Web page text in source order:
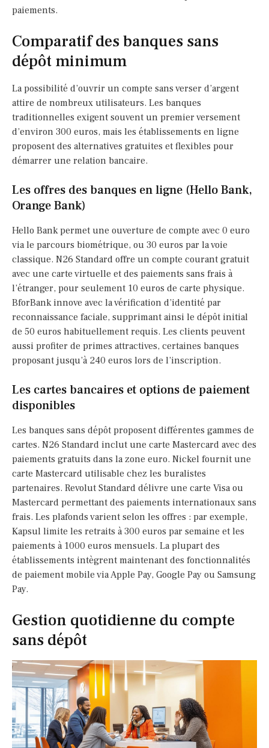
paiements.
Comparatif des banques sans
dépôt minimum
La possibilité d’ouvrir un compte sans verser d’argent
attire de nombreux utilisateurs. Les banques
traditionnelles exigent souvent un premier versement
d’environ 300 euros, mais les établissements en ligne
proposent des alternatives gratuites et flexibles pour
démarrer une relation bancaire.
Les offres des banques en ligne (Hello Bank,
Orange Bank)
Hello Bank permet une ouverture de compte avec 0 euro
via le parcours biométrique, ou 30 euros par la voie
classique. N26 Standard offre un compte courant gratuit
avec une carte virtuelle et des paiements sans frais à
l’étranger, pour seulement 10 euros de carte physique.
BforBank innove avec la vérification d’identité par
reconnaissance faciale, supprimant ainsi le dépôt initial
de 50 euros habituellement requis. Les clients peuvent
aussi profiter de primes attractives, certaines banques
proposant jusqu’à 240 euros lors de l’inscription.
Les cartes bancaires et options de paiement
disponibles
Les banques sans dépôt proposent différentes gammes de
cartes. N26 Standard inclut une carte Mastercard avec des
paiements gratuits dans la zone euro. Nickel fournit une
carte Mastercard utilisable chez les buralistes
partenaires. Revolut Standard délivre une carte Visa ou
Mastercard permettant des paiements internationaux sans
frais. Les plafonds varient selon les offres : par exemple,
Kapsul limite les retraits à 300 euros par semaine et les
paiements à 1000 euros mensuels. La plupart des
établissements intègrent maintenant des fonctionnalités
de paiement mobile via Apple Pay, Google Pay ou Samsung
Pay.
Gestion quotidienne du compte
sans dépôt